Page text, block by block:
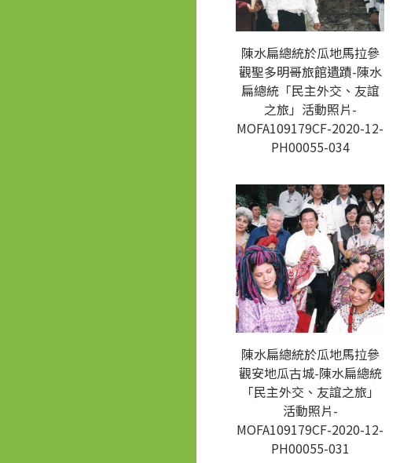
陳水扁總統於瓜地馬拉參
觀聖多明哥旅館遺蹟-陳水
扁總統「民主外交、友誼
之旅」活動照片-
MOFA109179CF-2020-12-
PH00055-034
陳水扁總統於瓜地馬拉參
觀安地瓜古城-陳水扁總統
「民主外交、友誼之旅」
活動照片-
MOFA109179CF-2020-12-
PH00055-031